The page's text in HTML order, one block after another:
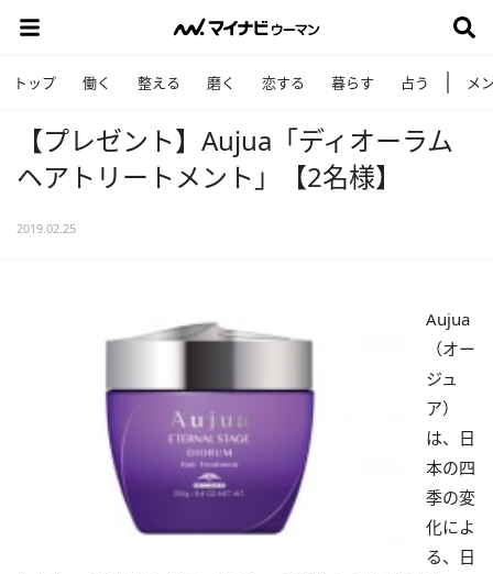
トップ 働く 整える 磨く 恋する 暮らす 占う メ
【プレゼント】Aujua「ディオーラム
ヘアトリートメント」【2名様】
2019.02.25
Aujua
（オー
ジュ
ア）
は、日
本の四
季の変
化によ
る、日